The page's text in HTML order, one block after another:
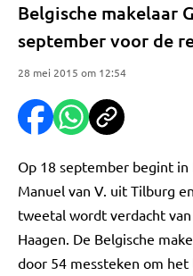
Belgische makelaar
september voor de
28 mei 2015 om 12:54
Op 18 september begint
Manuel van V. uit Tilburg
tweetal wordt verdacht
Haagen. De Belgische
door 54 messteken om het